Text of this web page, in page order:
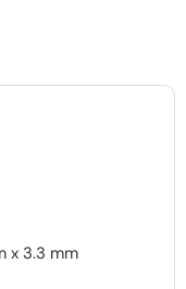
x 3.3 mm